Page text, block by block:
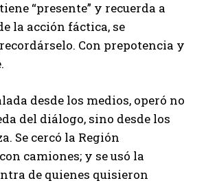
“presente” y recuerda a
la acción fáctica, se
Con prepotencia y
desde los medios, operó no
del diálogo, sino desde los
Se cercó la Región
camiones; y se usó la
de quienes quisieron